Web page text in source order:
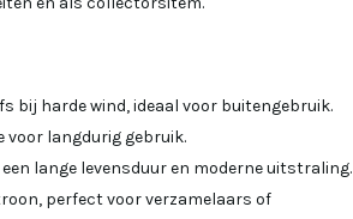
bij harde wind, ideaal voor buitengebruik.
voor langdurig gebruik.
lange levensduur en moderne uitstraling.
perfect voor verzamelaars of